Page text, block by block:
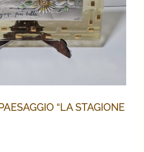
“LA STAGIONE